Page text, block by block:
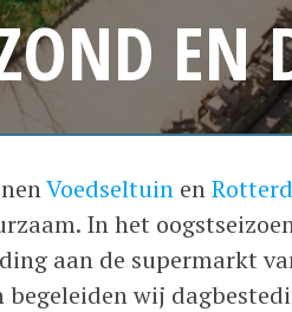
EN
Voedseltuinen
In het
aan de supermarkt
wij